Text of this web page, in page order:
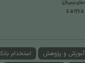
آموزش و پژوهش استخدام